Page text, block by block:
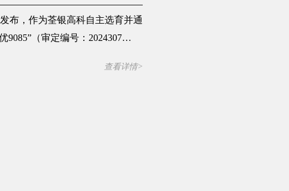
布，作为荃银高科自主选育并通
9085”（审定编号：2024307
查看详情>